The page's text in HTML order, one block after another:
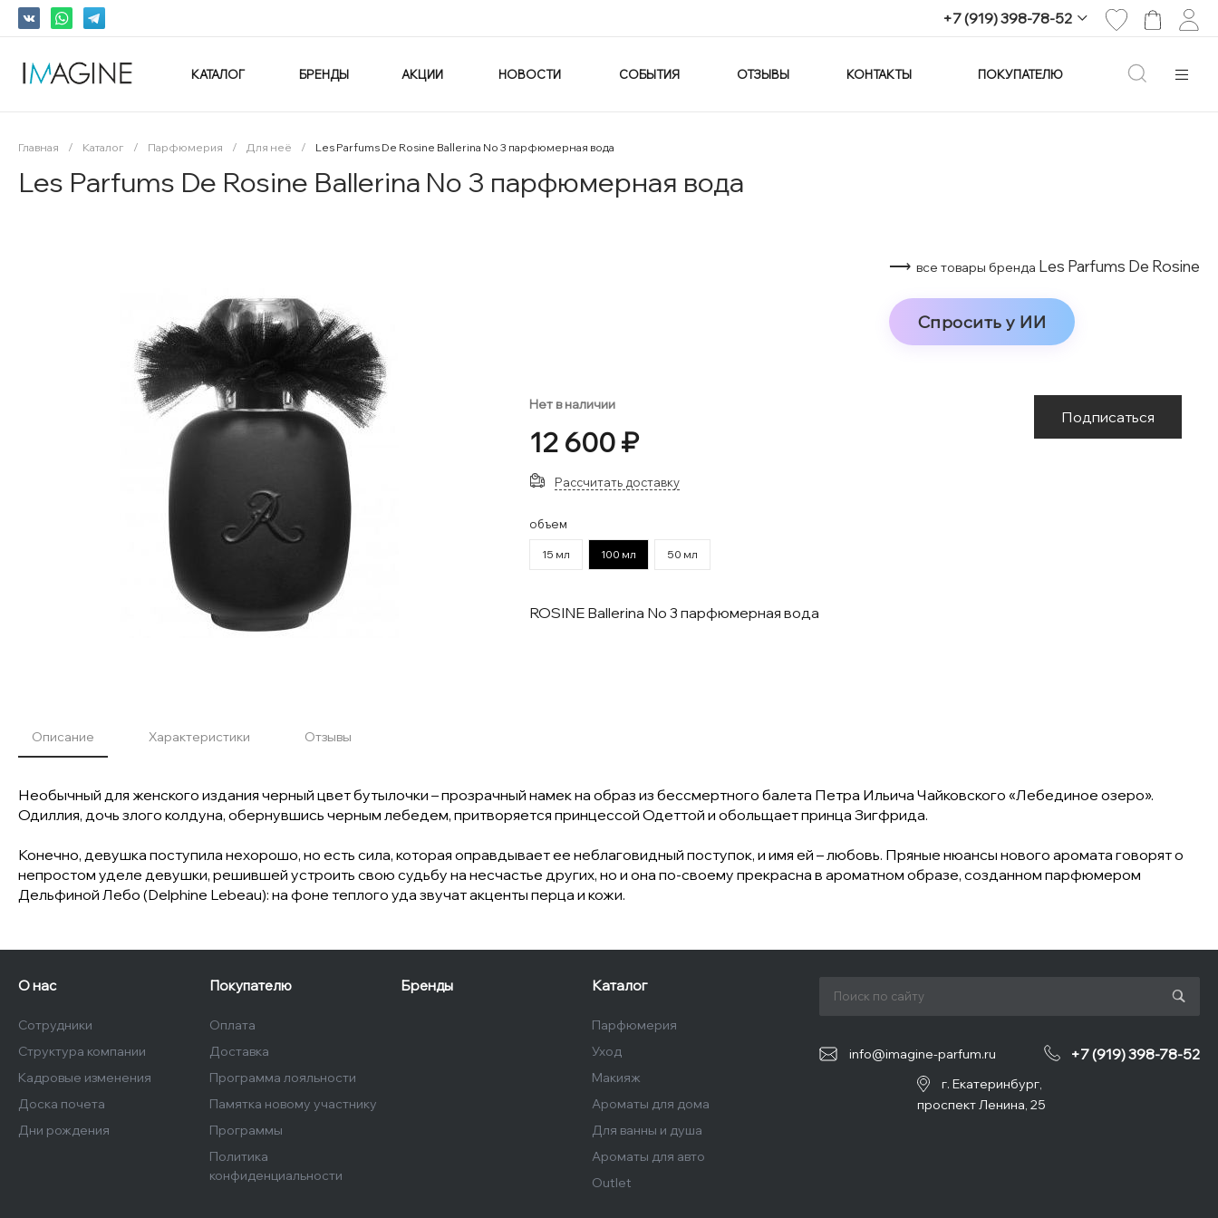
+7 (919) 398-78-52
+7 (919) 398-78-52
КАТАЛОГ БРЕНДЫ АКЦИИ НОВОСТИ СОБЫТИЯ ОТЗЫВЫ КОНТАКТЫ ПОКУПАТЕЛЮ
Главная / Каталог / Парфюмерия / Для неё / Les Parfums De Rosine Ballerina No 3 парфюмерная вода
Les Parfums De Rosine Ballerina No 3 парфюмерная вода
⟶ все товары бренда Les Parfums De Rosine
Спросить у ИИ
Нет в наличии
12 600 ₽
Подписаться
Рассчитать доставку
объем
15 мл 100 мл 50 мл
ROSINE Ballerina No 3 парфюмерная вода
Описание Характеристики Отзывы
Необычный для женского издания черный цвет бутылочки – прозрачный намек на образ из бессмертного балета Петра Ильича Чайковского «Лебединое озеро».
Одиллия, дочь злого колдуна, обернувшись черным лебедем, притворяется принцессой Одеттой и обольщает принца Зигфрида.
Конечно, девушка поступила нехорошо, но есть сила, которая оправдывает ее неблаговидный поступок, и имя ей – любовь. Пряные нюансы нового аромата говорят о
непростом уделе девушки, решившей устроить свою судьбу на несчастье других, но и она по-своему прекрасна в ароматном образе, созданном парфюмером
Дельфиной Лебо (Delphine Lebeau): на фоне теплого уда звучат акценты перца и кожи.
О нас
Сотрудники
Структура компании
Кадровые изменения
Доска почета
Дни рождения
Покупателю
Оплата
Доставка
Программа лояльности
Памятка новому участнику
Программы
Политика
конфиденциальности
Бренды Каталог
Парфюмерия
Уход
Макияж
Ароматы для дома
Для ванны и душа
Ароматы для авто
Outlet
info@imagine-parfum.ru +7 (919) 398-78-52
г. Екатеринбург,
проспект Ленина, 25